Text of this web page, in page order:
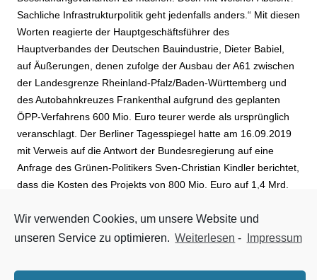
Sachliche Infrastrukturpolitik geht jedenfalls anders.“ Mit diesen
Worten reagierte der Hauptgeschäftsführer des
Hauptverbandes der Deutschen Bauindustrie, Dieter Babiel,
auf Äußerungen, denen zufolge der Ausbau der A61 zwischen
der Landesgrenze Rheinland-Pfalz/Baden-Württemberg und
des Autobahnkreuzes Frankenthal aufgrund des geplanten
ÖPP-Verfahrens 600 Mio. Euro teurer werde als ursprünglich
veranschlagt. Der Berliner Tagesspiegel hatte am 16.09.2019
mit Verweis auf die Antwort der Bundesregierung auf eine
Anfrage des Grünen-Politikers Sven-Christian Kindler berichtet,
dass die Kosten des Projekts von 800 Mio. Euro auf 1,4 Mrd.
„Fakt ist, dass im Vergleich zu den vor einigen Jahren
werden. Dies ist natürlich ärgerlich und wirkt für Großprojekte
Wir verwenden Cookies, um unsere Website und
unseren Service zu optimieren. Weiterlesen - Impressum